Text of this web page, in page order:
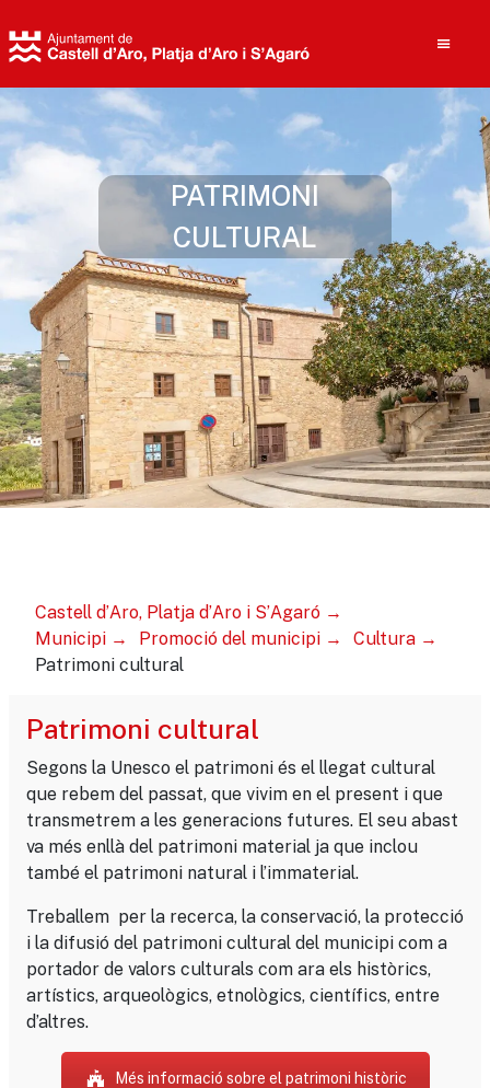
Cerca
PATRIMONI
CULTURAL
Castell d’Aro, Platja d’Aro i S’Agaró
Municipi
Promoció del municipi
Cultura
Patrimoni cultural
Patrimoni cultural
Segons la Unesco el patrimoni és el llegat cultural
que rebem del passat, que vivim en el present i que
transmetrem a les generacions futures. El seu abast
va més enllà del patrimoni material ja que inclou
també el patrimoni natural i l’immaterial.
Treballem per la recerca, la conservació, la protecció
i la difusió del patrimoni cultural del municipi com a
portador de valors culturals com ara els històrics,
artístics, arqueològics, etnològics, científics, entre
d’altres.
Més informació sobre el patrimoni històric